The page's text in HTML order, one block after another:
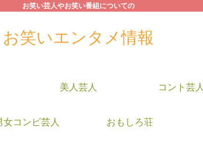
お笑い芸人やお笑い番組についての
お笑いエンタメ情報
美人芸人 コント芸人
女コンビ芸人 おもしろ荘